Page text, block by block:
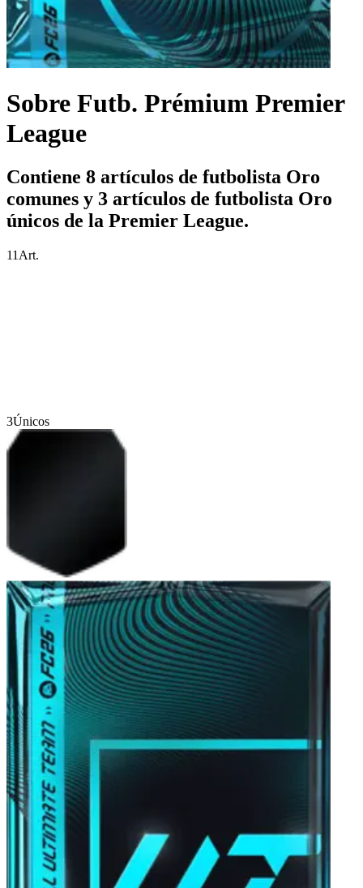
Sobre Futb. Prémium Premier
League
Contiene 8 artículos de futbolista Oro
comunes y 3 artículos de futbolista Oro
únicos de la Premier League.
11 Art.
3Únicos